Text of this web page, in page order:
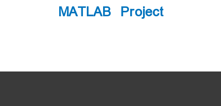
MATLAB Project